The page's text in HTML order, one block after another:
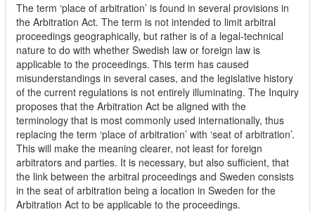
The term ‘place of arbitration’ is found in several provisions in
the Arbitration Act. The term is not intended to limit arbitral
proceedings geographically, but rather is of a legal-technical
nature to do with whether Swedish law or foreign law is
applicable to the proceedings. This term has caused
misunderstandings in several cases, and the legislative history
of the current regulations is not entirely illuminating. The Inquiry
proposes that the Arbitration Act be aligned with the
terminology that is most commonly used internationally, thus
replacing the term ‘place of arbitration’ with ‘seat of arbitration’.
This will make the meaning clearer, not least for foreign
arbitrators and parties. It is necessary, but also sufficient, that
the link between the arbitral proceedings and Sweden consists
in the seat of arbitration being a location in Sweden for the
Arbitration Act to be applicable to the proceedings.